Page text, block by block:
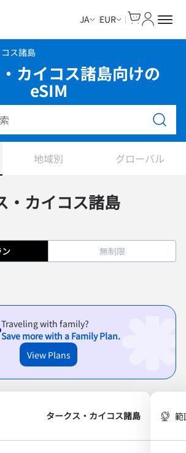
JA EUR
ス諸島
カイコス諸島向けの
eSIM
地域別 グローバル
・カイコス諸島
無制限
Traveling with family?
Save more with a Family Plan.
View Plans
タークス・カイコス諸島 範